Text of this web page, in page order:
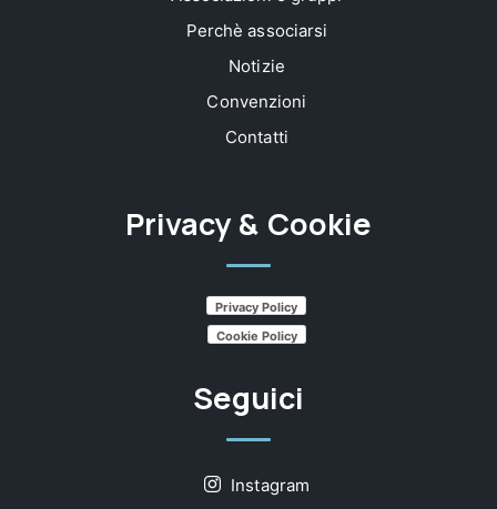
Perchè associarsi
Notizie
Convenzioni
Contatti
Privacy & Cookie
Privacy Policy
Cookie Policy
Seguici
Instagram